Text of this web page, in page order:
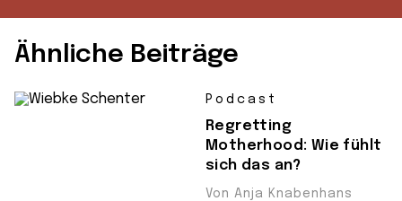
Ähnliche Beiträge
Podcast
Regretting
Motherhood: Wie fühlt
sich das an?
Von Anja Knabenhans